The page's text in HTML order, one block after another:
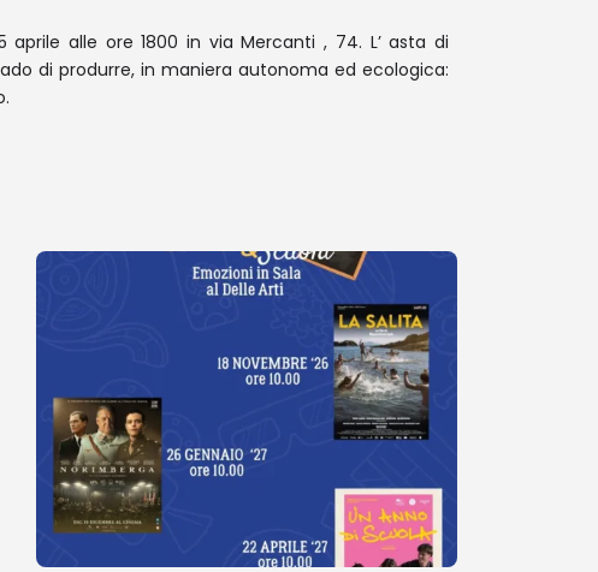
alle ore 1800 in via Mercanti , 74. L’ asta di
di produrre, in maniera autonoma ed ecologica: